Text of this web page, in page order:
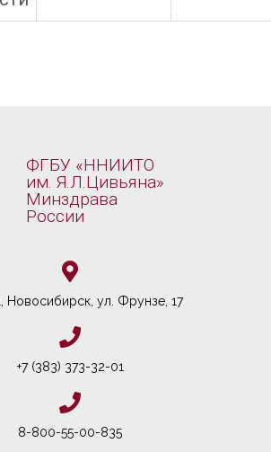
ФГБУ «ННИИТО
им. Я.Л.Цивьяна»
Минздрава
России
Новосибирcк, ул. Фрунзе, 17
+7 (383) 373-32-01
8-800-55-00-835